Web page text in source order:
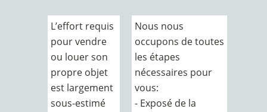
L’effort requis
pour vendre
ou louer son
propre objet
est largement
sous-estimé
Nous nous
occupons de toutes
les étapes
nécessaires pour
vous:
- Exposé de la